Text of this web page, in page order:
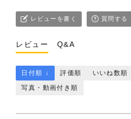
レビューを書く 質問する
レビュー Q&A
日付順 ↓ 評価順 いいね数順
写真・動画付き順